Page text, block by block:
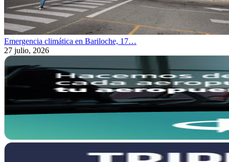
Emergencia climática en Bariloche, 17…
27 julio, 2026